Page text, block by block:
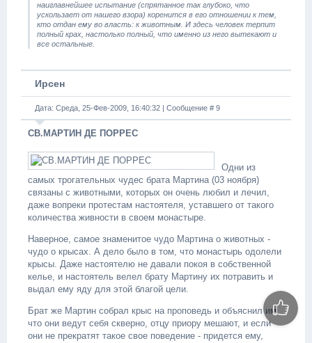
наиглавнейшее испытание (спрятанное так глубоко, что
ускользает от нашего взора) коренится в его отношении к тем,
кто отдан ему во власть: к животным. И здесь человек терпит
полный крах, настолько полный, что именно из него вытекают и
все остальные.
Ирсен
Дата: Среда, 25-Фев-2009, 16:40:32 | Сообщение # 9
СВ.МАРТИН ДЕ ПОРРЕС
Одни из
самых трогательных чудес брата Мартина (03 ноября)
связаны с животными, которых он очень любил и лечил,
даже вопреки протестам настоятеля, уставшего от такого
количества живности в своем монастыре.
Наверное, самое знаменитое чудо Мартина о животных -
чудо о крысах. А дело было в том, что монастырь одолели
крысы. Даже настоятелю не давали покоя в собственной
келье, и настоятель велел брату Мартину их потравить и
выдал ему яду для этой благой цели.
Брат же Мартин собрал крыс на проповедь и объяснил им,
что они ведут себя скверно, отцу приору мешают, и если
они не прекратят такое свое поведение - придется ему,